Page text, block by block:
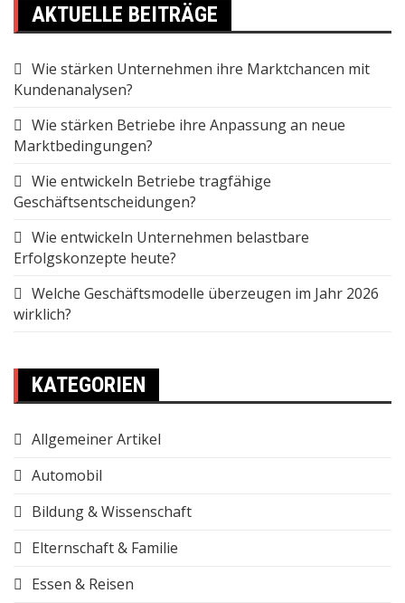
AKTUELLE BEITRÄGE
Wie stärken Unternehmen ihre Marktchancen mit
Kundenanalysen?
Wie stärken Betriebe ihre Anpassung an neue
Marktbedingungen?
Wie entwickeln Betriebe tragfähige
Geschäftsentscheidungen?
Wie entwickeln Unternehmen belastbare
Erfolgskonzepte heute?
Welche Geschäftsmodelle überzeugen im Jahr 2026
wirklich?
KATEGORIEN
Allgemeiner Artikel
Automobil
Bildung & Wissenschaft
Elternschaft & Familie
Essen & Reisen